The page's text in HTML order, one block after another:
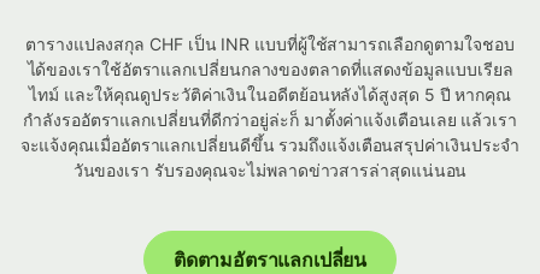
ตารางแปลงสกุล CHF เป็น INR แบบที่ผู้ใช้สามารถเลือกดูตามใจชอบ
ได้ของเราใช้อัตราแลกเปลี่ยนกลางของตลาดที่แสดงข้อมูลแบบเรียล
ไทม์ และให้คุณดูประวัติค่าเงินในอดีตย้อนหลังได้สูงสุด 5 ปี หากคุณ
กำลังรออัตราแลกเปลี่ยนที่ดีกว่าอยู่ล่ะก็ มาตั้งค่าแจ้งเตือนเลย แล้วเรา
จะแจ้งคุณเมื่ออัตราแลกเปลี่ยนดีขึ้น รวมถึงแจ้งเตือนสรุปค่าเงินประจำ
วันของเรา รับรองคุณจะไม่พลาดข่าวสารล่าสุดแน่นอน
ติดตามอัตราแลกเปลี่ยน